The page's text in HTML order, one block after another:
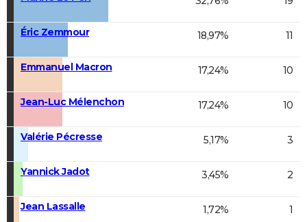
Éric Zemmour 18,97% 11
Emmanuel Macron 17,24% 10
Jean-Luc Mélenchon 17,24% 10
Valérie Pécresse 5,17% 3
Yannick Jadot 3,45% 2
Jean Lassalle 1,72% 1